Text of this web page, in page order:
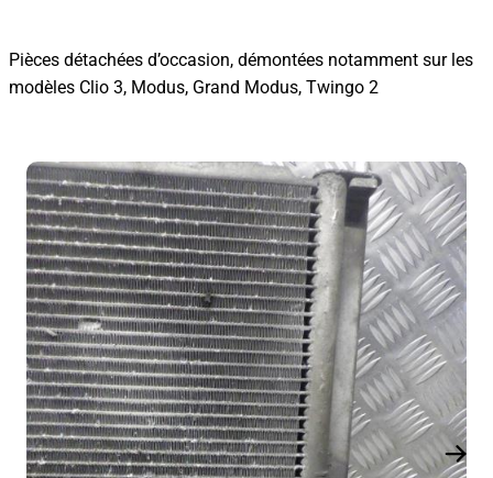
Pièces détachées d’occasion, démontées notamment sur les
modèles Clio 3, Modus, Grand Modus, Twingo 2